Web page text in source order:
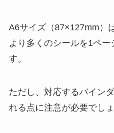
A6サイズ（87×127mm）
より多くのシールを1ペ
す。
ただし、対応するバイン
れる点に注意が必要でしょ